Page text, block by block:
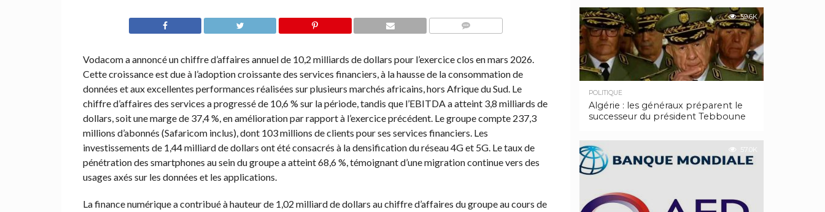
Vodacom a annoncé un chiffre d’affaires annuel de 10,2 milliards de dollars pour l’exercice clos en mars 2026.
Cette croissance est due à l’adoption croissante des services financiers, à la hausse de la consommation de
données et aux excellentes performances réalisées sur plusieurs marchés africains, hors Afrique du Sud. Le
chiffre d’affaires des services a progressé de 10,6 % sur la période, tandis que l’EBITDA a atteint 3,8 milliards de
dollars, soit une marge de 37,4 %, en amélioration par rapport à l’exercice précédent. Le groupe compte 237,3
millions d’abonnés (Safaricom inclus), dont 103 millions de clients pour ses services financiers. Les
investissements de 1,44 milliard de dollars ont été consacrés à la densification du réseau 4G et 5G. Le taux de
pénétration des smartphones au sein du groupe a atteint 68,6 %, témoignant d’une migration continue vers des
usages axés sur les données et les applications.
La finance numérique a contribué à hauteur de 1,02 milliard de dollars au chiffre d’affaires du groupe au cours de
59.6K
POLITIQUE
Algérie : les généraux préparent le
successeur du président Tebboune
57.0K